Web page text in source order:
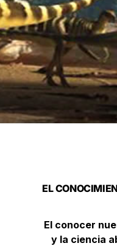
EL
El conocer
y la ciencia